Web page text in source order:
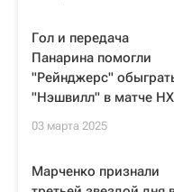
Гол и передача
Панарина помогли
"Рейнджерс"
"Нэшвилл" в матче
03 марта 2025
Марченко признали